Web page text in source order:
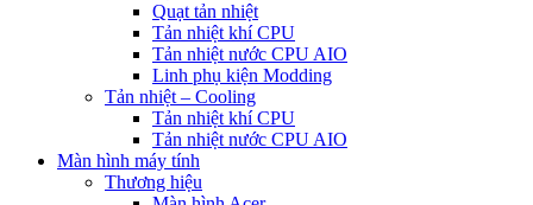
Quạt tản nhiệt
Tản nhiệt khí CPU
Tản nhiệt nước CPU AIO
Linh phụ kiện Modding
Tản nhiệt – Cooling
Tản nhiệt khí CPU
Tản nhiệt nước CPU AIO
Màn hình máy tính
Thương hiệu